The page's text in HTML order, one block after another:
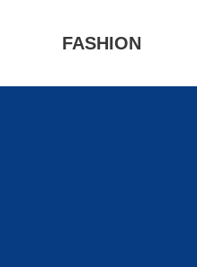
FASHION